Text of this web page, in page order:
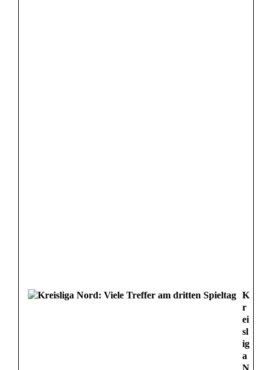
K
r
ei
sl
ig
a
N